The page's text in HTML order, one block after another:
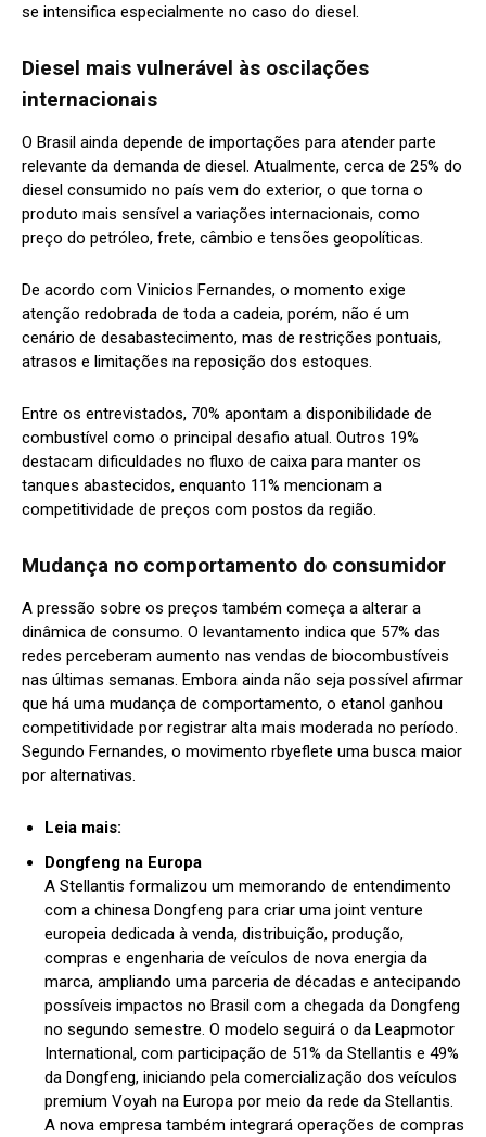
se intensifica especialmente no caso do diesel.
Diesel mais vulnerável às oscilações
internacionais
O Brasil ainda depende de importações para atender parte
relevante da demanda de diesel. Atualmente, cerca de 25% do
diesel consumido no país vem do exterior, o que torna o
produto mais sensível a variações internacionais, como
preço do petróleo, frete, câmbio e tensões geopolíticas.
De acordo com Vinicios Fernandes, o momento exige
atenção redobrada de toda a cadeia, porém, não é um
cenário de desabastecimento, mas de restrições pontuais,
atrasos e limitações na reposição dos estoques.
Entre os entrevistados, 70% apontam a disponibilidade de
combustível como o principal desafio atual. Outros 19%
destacam dificuldades no fluxo de caixa para manter os
tanques abastecidos, enquanto 11% mencionam a
competitividade de preços com postos da região.
Mudança no comportamento do consumidor
A pressão sobre os preços também começa a alterar a
dinâmica de consumo. O levantamento indica que 57% das
redes perceberam aumento nas vendas de biocombustíveis
nas últimas semanas. Embora ainda não seja possível afirmar
que há uma mudança de comportamento, o etanol ganhou
competitividade por registrar alta mais moderada no período.
Segundo Fernandes, o movimento rbyeflete uma busca maior
por alternativas.
Leia mais:
Dongfeng na Europa
A Stellantis formalizou um memorando de entendimento
com a chinesa Dongfeng para criar uma joint venture
europeia dedicada à venda, distribuição, produção,
compras e engenharia de veículos de nova energia da
marca, ampliando uma parceria de décadas e antecipando
possíveis impactos no Brasil com a chegada da Dongfeng
no segundo semestre. O modelo seguirá o da Leapmotor
International, com participação de 51% da Stellantis e 49%
da Dongfeng, iniciando pela comercialização dos veículos
premium Voyah na Europa por meio da rede da Stellantis.
A nova empresa também integrará operações de compras